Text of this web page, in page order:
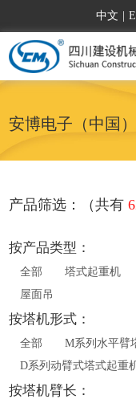
中文
安博电子（中国）
产品筛选：（共有
按产品类型：
全部 塔式起重机
屋面吊
按塔机形式：
全部 M系列水平臂
D系列动臂式塔式起重
按塔机臂长：